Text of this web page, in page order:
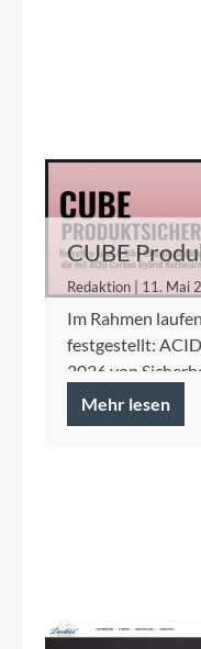
CUBE
ACID
Redaktion | 11. Mai
Im Rahmen
festgestellt:
2026 von
Mehr lesen